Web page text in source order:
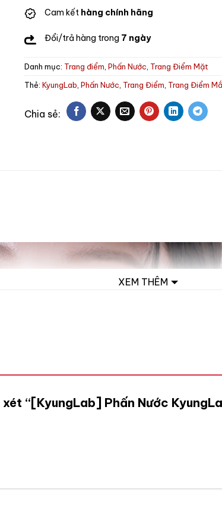
Cam kết hàng chính hãng
Đổi/trả hàng trong 7 ngày
Danh mục: Trang điểm,Phấn Nước, Trang Điểm Mặt
Thẻ:KyungLab,Phấn Nước, Trang Điểm, Trang Điểm
XEM THÊM
“[KyungLab] Phấn Nước